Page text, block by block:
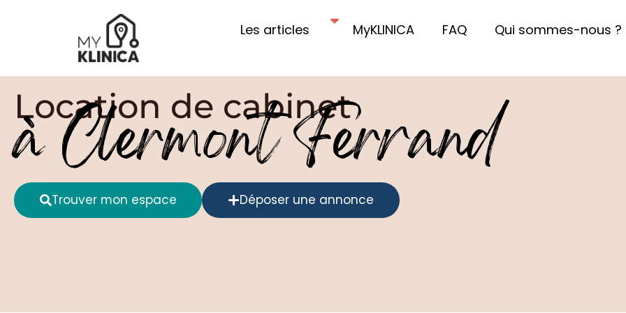
Les articles MyKLINICA FAQ Qui sommes-nous ?
Location de cabinet
à Clermont Ferrand
Trouver mon espace Déposer une annonce